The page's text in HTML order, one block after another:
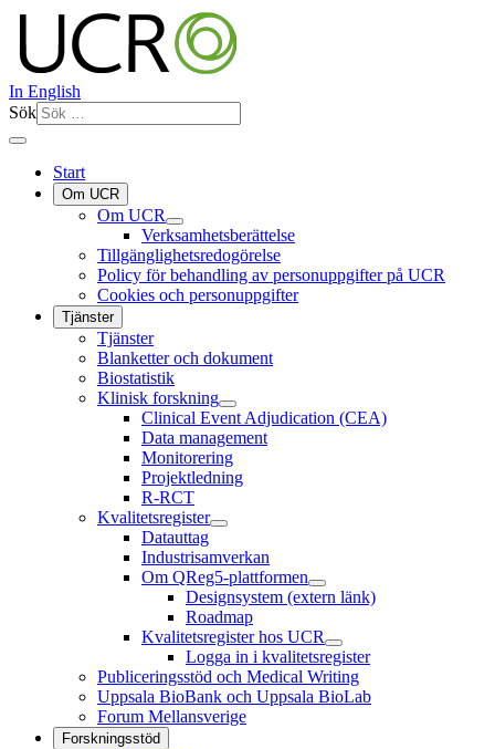
In English
Sök
Start
Om UCR
Om UCR
Verksamhetsberättelse
Tillgänglighetsredogörelse
Policy för behandling av personuppgifter på UCR
Cookies och personuppgifter
Tjänster
Tjänster
Blanketter och dokument
Biostatistik
Klinisk forskning
Clinical Event Adjudication (CEA)
Data management
Monitorering
Projektledning
R-RCT
Kvalitetsregister
Datauttag
Industrisamverkan
Om QReg5-plattformen
Designsystem (extern länk)
Roadmap
Kvalitetsregister hos UCR
Logga in i kvalitetsregister
Publiceringsstöd och Medical Writing
Uppsala BioBank och Uppsala BioLab
Forum Mellansverige
Forskningsstöd